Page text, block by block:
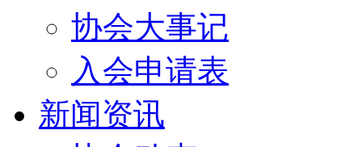
协会大事记
入会申请表
新闻资讯